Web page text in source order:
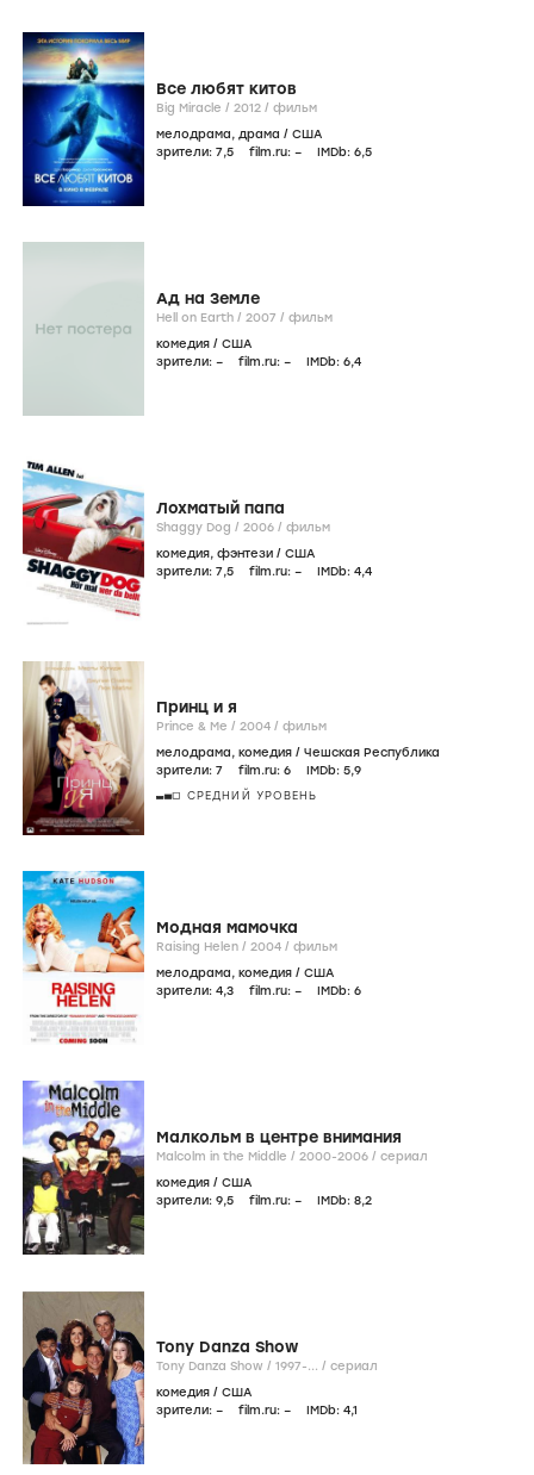
Все любят китов
Big Miracle / 2012 / фильм
мелодрама, драма / США
зрители: 7,5 film.ru: – IMDb: 6,5
Ад на Земле
Hell on Earth / 2007 / фильм
комедия / США
зрители: – film.ru: – IMDb: 6,4
Лохматый папа
Shaggy Dog / 2006 / фильм
комедия, фэнтези / США
зрители: 7,5 film.ru: – IMDb: 4,4
Принц и я
Prince & Me / 2004 / фильм
мелодрама, комедия / Чешская Республика
зрители: 7 film.ru: 6 IMDb: 5,9
СРЕДНИЙ УРОВЕНЬ
Модная мамочка
Raising Helen / 2004 / фильм
мелодрама, комедия / США
зрители: 4,3 film.ru: – IMDb: 6
Малкольм в центре внимания
Malcolm in the Middle / 2000-2006 / сериал
комедия / США
зрители: 9,5 film.ru: – IMDb: 8,2
Tony Danza Show
Tony Danza Show / 1997-... / сериал
комедия / США
зрители: – film.ru: – IMDb: 4,1